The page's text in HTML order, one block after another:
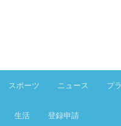
スポーツ ニュース プ
生活 登録申請